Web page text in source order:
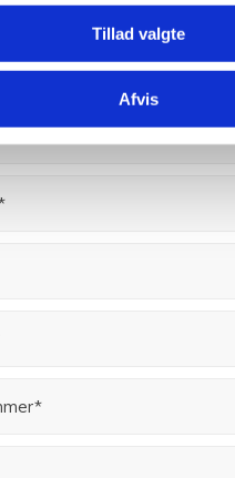
Tillad valgte
Afvis